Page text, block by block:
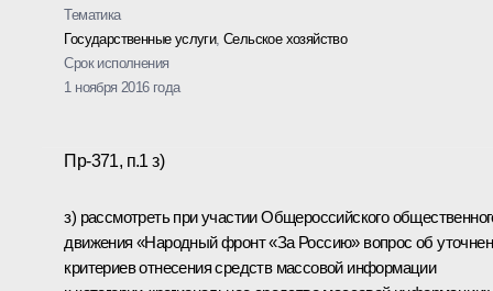
Тематика
Государственные услуги,Сельское хозяйство
Срок исполнения
1 ноября 2016 года
Пр-371, п.1 з)
з) рассмотреть при участии Общероссийского
движения «Народный фронт «За Россию» вопрос об
критериев отнесения средств массовой информации